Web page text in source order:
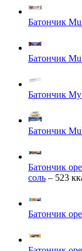
Батончик
Батончик
Батончик
Батончик
Батончик
соль – 523
Батончик